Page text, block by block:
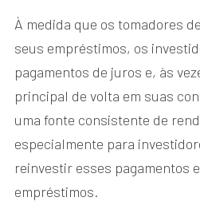
À medida que os tomadores
seus empréstimos, os
pagamentos de juros e, às
principal de volta em suas
uma fonte consistente de
especialmente para
reinvestir esses pagamentos
empréstimos.